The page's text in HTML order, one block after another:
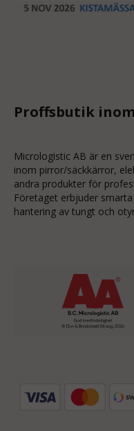
Proffsbutik
Micrologistic AB är en
inom pirror/säckkärror,
andra produkter för
Företaget erbjuder
hantering av tungt och